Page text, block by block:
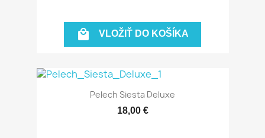
 VLOŽIŤ DO KOŠÍKA
Pelech Siesta Deluxe
18,00 €